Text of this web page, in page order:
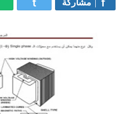
مشاركة